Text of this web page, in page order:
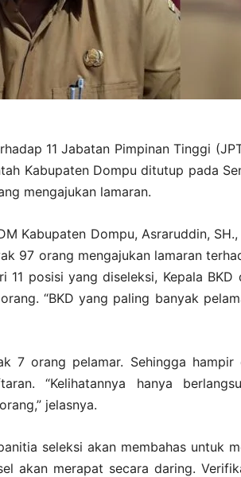
11 Jabatan Pimpinan Tinggi
Kabupaten Dompu ditutup pada
mengajukan lamaran.
Kabupaten Dompu, Asraruddin,
97 orang mengajukan lamaran
posisi yang diseleksi, Kepala BKD
“BKD yang paling banyak
7 orang pelamar. Sehingga hampir
“Kelihatannya hanya
jelasnya.
seleksi akan membahas untuk
akan merapat secara daring.